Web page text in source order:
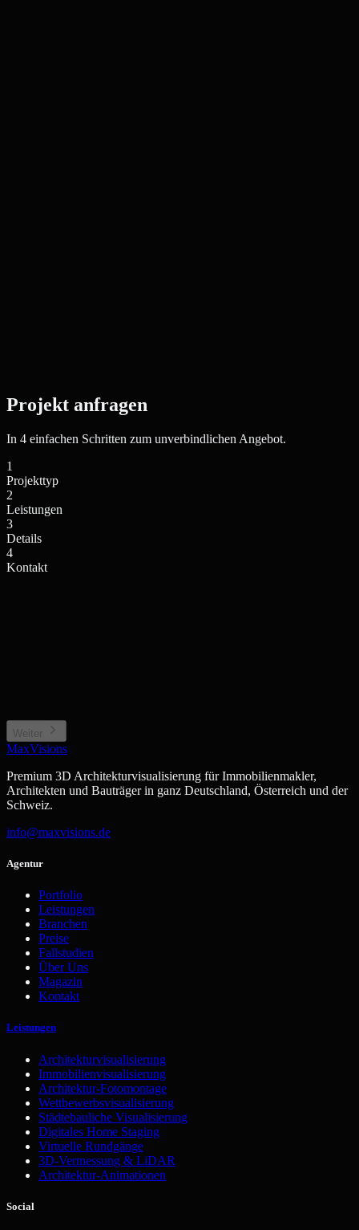
Projekt anfragen
In 4 einfachen Schritten zum unverbindlichen Angebot.
1
Projekttyp
2
Leistungen
3
Details
4
Kontakt
Weiter
MaxVisions
Premium 3D Architekturvisualisierung für Immobilienmakler,
Architekten und Bauträger in ganz Deutschland, Österreich und der
Schweiz.
info@maxvisions.de
Agentur
Portfolio
Leistungen
Branchen
Preise
Fallstudien
Über Uns
Magazin
Kontakt
Leistungen
Architekturvisualisierung
Immobilienvisualisierung
Architektur-Fotomontage
Wettbewerbsvisualisierung
Städtebauliche Visualisierung
Digitales Home Staging
Virtuelle Rundgänge
3D-Vermessung & LiDAR
Architektur-Animationen
Social